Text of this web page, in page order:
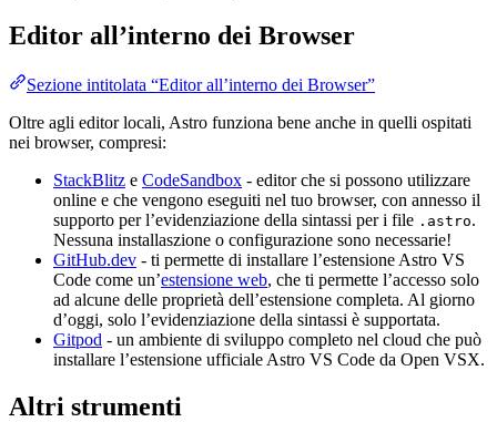
Editor all’interno dei Browser
Sezione intitolata “Editor all’interno dei Browser”
Oltre agli editor locali, Astro funziona bene anche in quelli ospitati
nei browser, compresi:
StackBlitz e CodeSandbox - editor che si possono utilizzare
online e che vengono eseguiti nel tuo browser, con annesso il
supporto per l’evidenziazione della sintassi per i file .astro.
Nessuna installaszione o configurazione sono necessarie!
GitHub.dev - ti permette di installare l’estensione Astro VS
Code come un’estensione web, che ti permette l’accesso solo
ad alcune delle proprietà dell’estensione completa. Al giorno
d’oggi, solo l’evidenziazione della sintassi è supportata.
Gitpod - un ambiente di sviluppo completo nel cloud che può
installare l’estensione ufficiale Astro VS Code da Open VSX.
Altri strumenti